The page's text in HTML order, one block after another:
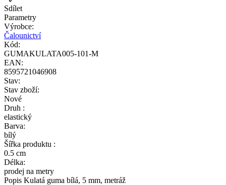
Sdílet
Parametry
Výrobce:
Čalounictví
Kód:
GUMAKULATA005-101-M
EAN:
8595721046908
Stav:
Stav zboží:
Nové
Druh :
elastický
Barva:
bílý
Šířka produktu :
0.5 cm
Délka:
prodej na metry
Popis Kulatá guma bílá, 5 mm, metráž